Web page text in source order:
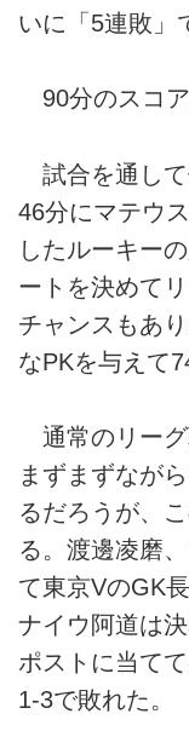
いに「5連敗」
90分のスコア
試合を通して
46分にマテウ
したルーキー
ートを決めて
チャンスもあ
なPKを与えて
通常のリーグ
まずまずなが
るだろうが、
る。渡邊凌磨
て東京VのGK
ナイウ阿道は
ポストに当て
1-3で敗れた。